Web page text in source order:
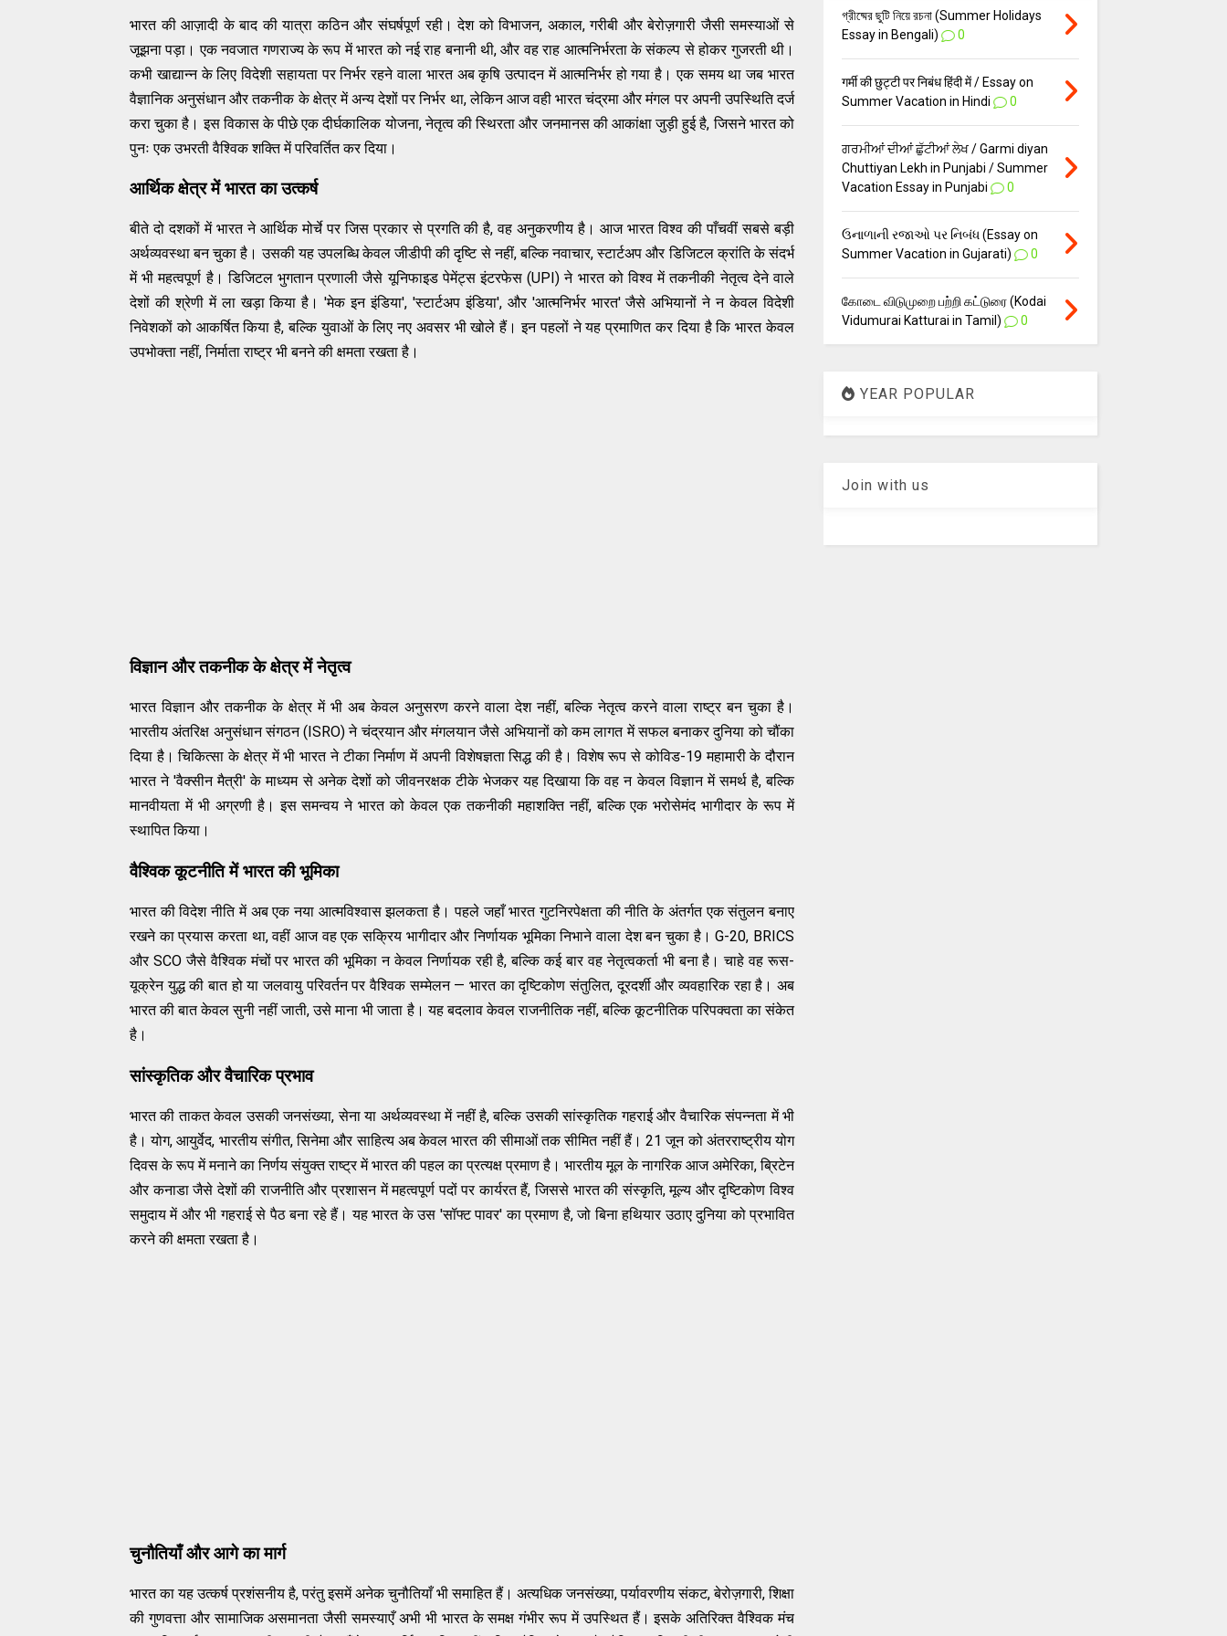
भारत की आज़ादी के बाद की यात्रा कठिन और संघर्षपूर्ण रही। देश को विभाजन, अकाल, गरीबी और बेरोज़गारी जैसी समस्याओं से
जूझना पड़ा। एक नवजात गणराज्य के रूप में भारत को नई राह बनानी थी, और वह राह आत्मनिर्भरता के संकल्प से होकर गुजरती थी।
कभी खाद्यान्न के लिए विदेशी सहायता पर निर्भर रहने वाला भारत अब कृषि उत्पादन में आत्मनिर्भर हो गया है। एक समय था जब भारत
वैज्ञानिक अनुसंधान और तकनीक के क्षेत्र में अन्य देशों पर निर्भर था, लेकिन आज वही भारत चंद्रमा और मंगल पर अपनी उपस्थिति दर्ज
करा चुका है। इस विकास के पीछे एक दीर्घकालिक योजना, नेतृत्व की स्थिरता और जनमानस की आकांक्षा जुड़ी हुई है, जिसने भारत को
पुनः एक उभरती वैश्विक शक्ति में परिवर्तित कर दिया।
आर्थिक क्षेत्र में भारत का उत्कर्ष
बीते दो दशकों में भारत ने आर्थिक मोर्चे पर जिस प्रकार से प्रगति की है, वह अनुकरणीय है। आज भारत विश्व की पाँचवीं सबसे बड़ी
अर्थव्यवस्था बन चुका है। उसकी यह उपलब्धि केवल जीडीपी की दृष्टि से नहीं, बल्कि नवाचार, स्टार्टअप और डिजिटल क्रांति के संदर्भ
में भी महत्वपूर्ण है। डिजिटल भुगतान प्रणाली जैसे यूनिफाइड पेमेंट्स इंटरफेस (UPI) ने भारत को विश्व में तकनीकी नेतृत्व देने वाले
देशों की श्रेणी में ला खड़ा किया है। 'मेक इन इंडिया', 'स्टार्टअप इंडिया', और 'आत्मनिर्भर भारत' जैसे अभियानों ने न केवल विदेशी
निवेशकों को आकर्षित किया है, बल्कि युवाओं के लिए नए अवसर भी खोले हैं। इन पहलों ने यह प्रमाणित कर दिया है कि भारत केवल
उपभोक्ता नहीं, निर्माता राष्ट्र भी बनने की क्षमता रखता है।
विज्ञान और तकनीक के क्षेत्र में नेतृत्व
भारत विज्ञान और तकनीक के क्षेत्र में भी अब केवल अनुसरण करने वाला देश नहीं, बल्कि नेतृत्व करने वाला राष्ट्र बन चुका है।
भारतीय अंतरिक्ष अनुसंधान संगठन (ISRO) ने चंद्रयान और मंगलयान जैसे अभियानों को कम लागत में सफल बनाकर दुनिया को चौंका
दिया है। चिकित्सा के क्षेत्र में भी भारत ने टीका निर्माण में अपनी विशेषज्ञता सिद्ध की है। विशेष रूप से कोविड-19 महामारी के दौरान
भारत ने 'वैक्सीन मैत्री' के माध्यम से अनेक देशों को जीवनरक्षक टीके भेजकर यह दिखाया कि वह न केवल विज्ञान में समर्थ है, बल्कि
मानवीयता में भी अग्रणी है। इस समन्वय ने भारत को केवल एक तकनीकी महाशक्ति नहीं, बल्कि एक भरोसेमंद भागीदार के रूप में
स्थापित किया।
वैश्विक कूटनीति में भारत की भूमिका
भारत की विदेश नीति में अब एक नया आत्मविश्वास झलकता है। पहले जहाँ भारत गुटनिरपेक्षता की नीति के अंतर्गत एक संतुलन बनाए
रखने का प्रयास करता था, वहीं आज वह एक सक्रिय भागीदार और निर्णायक भूमिका निभाने वाला देश बन चुका है। G-20, BRICS
और SCO जैसे वैश्विक मंचों पर भारत की भूमिका न केवल निर्णायक रही है, बल्कि कई बार वह नेतृत्वकर्ता भी बना है। चाहे वह रूस-
यूक्रेन युद्ध की बात हो या जलवायु परिवर्तन पर वैश्विक सम्मेलन — भारत का दृष्टिकोण संतुलित, दूरदर्शी और व्यवहारिक रहा है। अब
भारत की बात केवल सुनी नहीं जाती, उसे माना भी जाता है। यह बदलाव केवल राजनीतिक नहीं, बल्कि कूटनीतिक परिपक्वता का संकेत
है।
सांस्कृतिक और वैचारिक प्रभाव
भारत की ताकत केवल उसकी जनसंख्या, सेना या अर्थव्यवस्था में नहीं है, बल्कि उसकी सांस्कृतिक गहराई और वैचारिक संपन्नता में भी
है। योग, आयुर्वेद, भारतीय संगीत, सिनेमा और साहित्य अब केवल भारत की सीमाओं तक सीमित नहीं हैं। 21 जून को अंतरराष्ट्रीय योग
दिवस के रूप में मनाने का निर्णय संयुक्त राष्ट्र में भारत की पहल का प्रत्यक्ष प्रमाण है। भारतीय मूल के नागरिक आज अमेरिका, ब्रिटेन
और कनाडा जैसे देशों की राजनीति और प्रशासन में महत्वपूर्ण पदों पर कार्यरत हैं, जिससे भारत की संस्कृति, मूल्य और दृष्टिकोण विश्व
समुदाय में और भी गहराई से पैठ बना रहे हैं। यह भारत के उस 'सॉफ्ट पावर' का प्रमाण है, जो बिना हथियार उठाए दुनिया को प्रभावित
करने की क्षमता रखता है।
चुनौतियाँ और आगे का मार्ग
भारत का यह उत्कर्ष प्रशंसनीय है, परंतु इसमें अनेक चुनौतियाँ भी समाहित हैं। अत्यधिक जनसंख्या, पर्यावरणीय संकट, बेरोज़गारी, शिक्षा
की गुणवत्ता और सामाजिक असमानता जैसी समस्याएँ अभी भी भारत के समक्ष गंभीर रूप में उपस्थित हैं। इसके अतिरिक्त वैश्विक मंच
গ্রীষ্মের ছুটি নিয়ে রচনা (Summer Holidays
Essay in Bengali)
0
गर्मी की छुट्टी पर निबंध हिंदी में / Essay on
Summer Vacation in Hindi
0
ਗਰਮੀਆਂ ਦੀਆਂ ਛੁੱਟੀਆਂ ਲੇਖ / Garmi diyan
Chuttiyan Lekh in Punjabi / Summer
Vacation Essay in Punjabi
0
ઉનાળાની રજાઓ પર નિબંધ (Essay on
Summer Vacation in Gujarati)
0
கோடை விடுமுறை பற்றி கட்டுரை (Kodai
Vidumurai Katturai in Tamil)
0
YEAR POPULAR
Join with us